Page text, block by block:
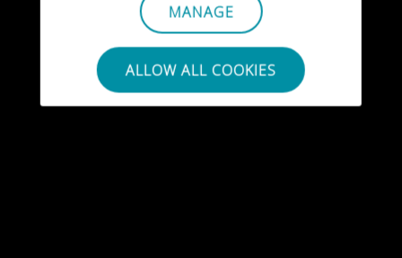
MANAGE
ALLOW ALL COOKIES